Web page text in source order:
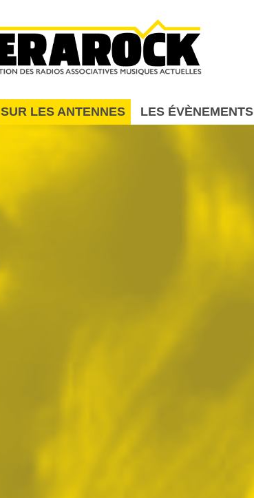
SUR LES ANTENNES LES ÉVÈNEMENTS